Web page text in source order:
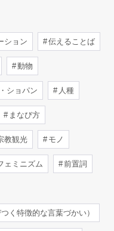
ション 伝えることば
動物
ショパン 人種
まなび方
教観光 モノ
ェミニズム 前置詞
く特徴的な言葉づかい）